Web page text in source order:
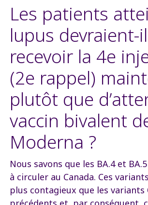
Les patients
lupus devraient-
recevoir la 4e
(2e rappel)
plutôt que
vaccin bivalent
Moderna ?
Nous savons que les BA.4 et
à circuler au Canada. Ces
plus contagieux que les variants